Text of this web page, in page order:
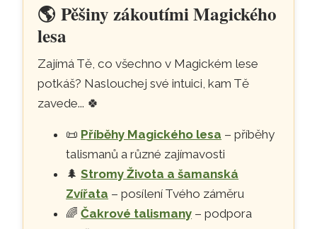
🌎Pěšiny zákoutími Magického
lesa
Zajímá Tě, co všechno v Magickém lese
potkáš? Naslouchej své intuici, kam Tě
zavede... 🍀
📜 Příběhy Magického lesa – příběhy
talismanů a různé zajímavosti
🌲Stromy Života a šamanská
Zvířata – posílení Tvého záměru
🌈Čakrové talismany – podpora